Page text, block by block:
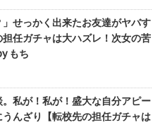
」せっかく出来たお友達がヤバす
担任ガチャは大ハズレ！次女の苦
もち
私が！私が！盛大な自分アピー
んざり【転校先の担任ガチャは